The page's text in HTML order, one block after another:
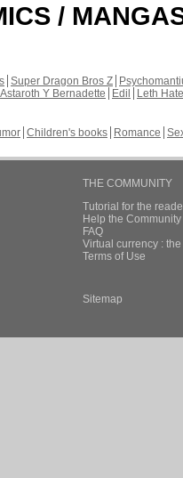
/
Super Dragon Bros Z
Astaroth Y Bernadette Edil
Leth Hate
Children's books Romance
THE COMMUNITY
Tutorial for the
Help the
FAQ
Virtual currency :
Terms of Use
Sitemap